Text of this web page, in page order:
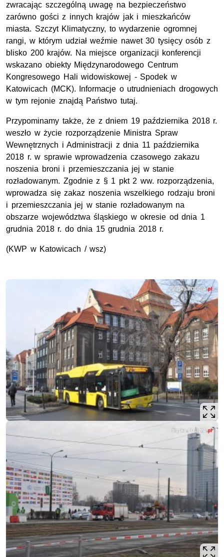
zwracając szczególną uwagę na bezpieczeństwo
zarówno gości z innych krajów jak i mieszkańców
miasta. Szczyt Klimatyczny, to wydarzenie ogromnej
rangi, w którym udział weźmie nawet 30 tysięcy osób z
blisko 200 krajów. Na miejsce organizacji konferencji
wskazano obiekty Międzynarodowego Centrum
Kongresowego Hali widowiskowej - Spodek w
Katowicach (MCK). Informacje o utrudnieniach drogowych
w tym rejonie znajdą Państwo tutaj.
Przypominamy także, że z dniem 19 października 2018 r.
weszło w życie rozporządzenie Ministra Spraw
Wewnętrznych i Administracji z dnia 11 października
2018 r. w sprawie wprowadzenia czasowego zakazu
noszenia broni i przemieszczania jej w stanie
rozładowanym. Zgodnie z § 1 pkt 2 ww. rozporządzenia,
wprowadza się zakaz noszenia wszelkiego rodzaju broni
i przemieszczania jej w stanie rozładowanym na
obszarze województwa śląskiego w okresie od dnia 1
grudnia 2018 r. do dnia 15 grudnia 2018 r.
(KWP w Katowicach / wsz)